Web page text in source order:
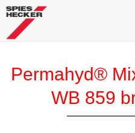
Permahyd®
WB 859